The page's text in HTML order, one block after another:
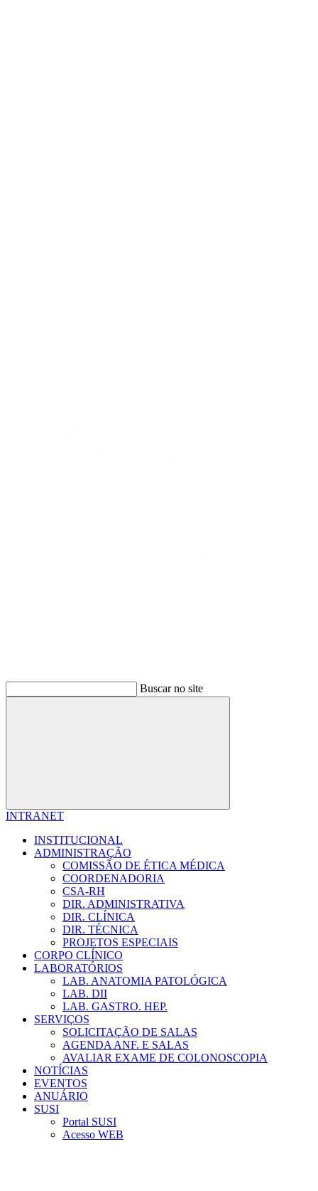
Buscar no site
Buscar
INTRANET
INSTITUCIONAL
ADMINISTRAÇÃO
COMISSÃO DE ÉTICA MÉDICA
COORDENADORIA
CSA-RH
DIR. ADMINISTRATIVA
DIR. CLÍNICA
DIR. TÉCNICA
PROJETOS ESPECIAIS
CORPO CLÍNICO
LABORATÓRIOS
LAB. ANATOMIA PATOLÓGICA
LAB. DII
LAB. GASTRO. HEP.
SERVIÇOS
SOLICITAÇÃO DE SALAS
AGENDA ANF. E SALAS
AVALIAR EXAME DE COLONOSCOPIA
NOTÍCIAS
EVENTOS
ANUÁRIO
SUSI
Portal SUSI
Acesso WEB